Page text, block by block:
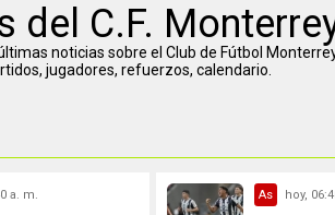
del C.F.
noticias sobre el Club de Fútbol
jugadores, refuerzos, calendario.
a. m. As hoy,